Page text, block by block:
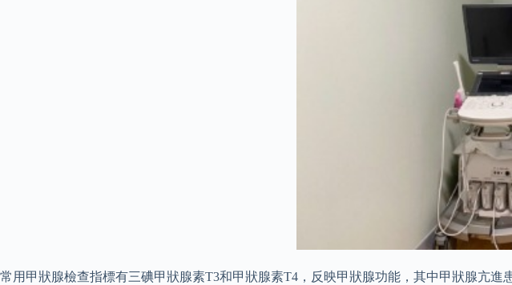
常用甲狀腺檢查指標有三碘甲狀腺素T3和甲狀腺素T4，反映甲狀腺功能，其中甲狀腺亢